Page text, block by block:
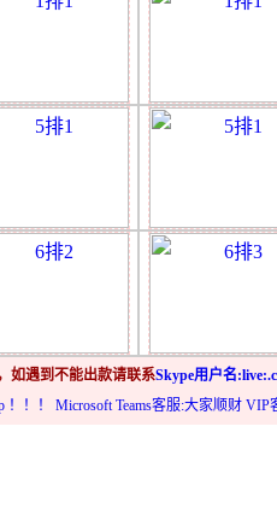
如遇到不能出款请联系Skype用户名
！！！ Microsoft Teams客服:大家顺财 VIP